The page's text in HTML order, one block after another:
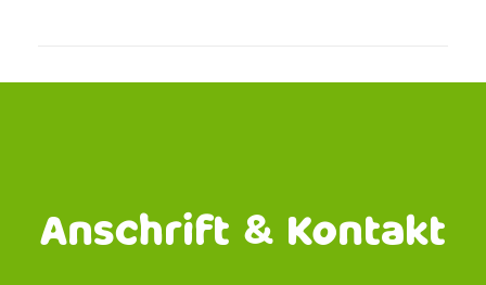
Anschrift & Kontakt